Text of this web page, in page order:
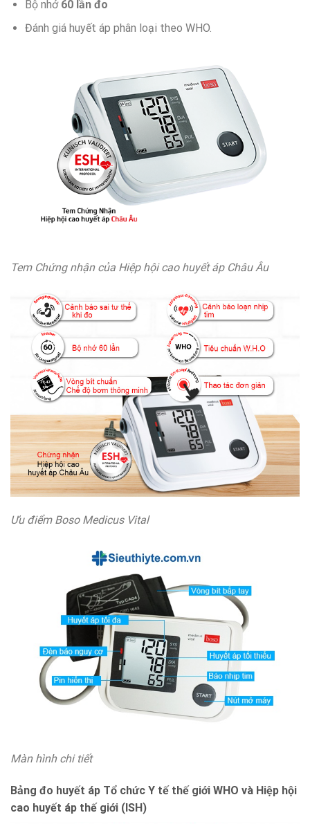
Bộ nhớ60 lần đo
Đánh giá huyết áp phân loại theo WHO.
Tem Chứng nhận của Hiệp hội cao huyết áp Châu Âu
Ưu điểm Boso Medicus Vital
Màn hình chi tiết
Bảng đo huyết áp Tổ chức Y tế thế giới WHO và Hiệp hội
cao huyết áp thế giới (ISH)